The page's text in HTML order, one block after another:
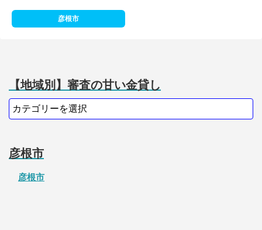
彦根市
【地域別】審査の甘い金貸し
彦根市
彦根市